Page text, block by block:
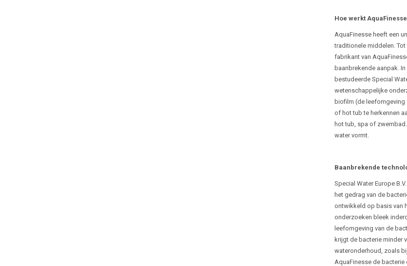
Hoe werkt
AquaFinesse heeft een
traditionele middelen.
fabrikant van
baanbrekende aanpak.
bestudeerde Special
wetenschappelijke
biofilm (de leefomgeving
of hot tub te herkennen
hot tub, spa of
water vormt.
Baanbrekende
Special Water Europe
het gedrag van de
ontwikkeld op basis van
onderzoeken bleek
leefomgeving van de
krijgt de bacterie minder
wateronderhoud, zoals
AquaFinesse de